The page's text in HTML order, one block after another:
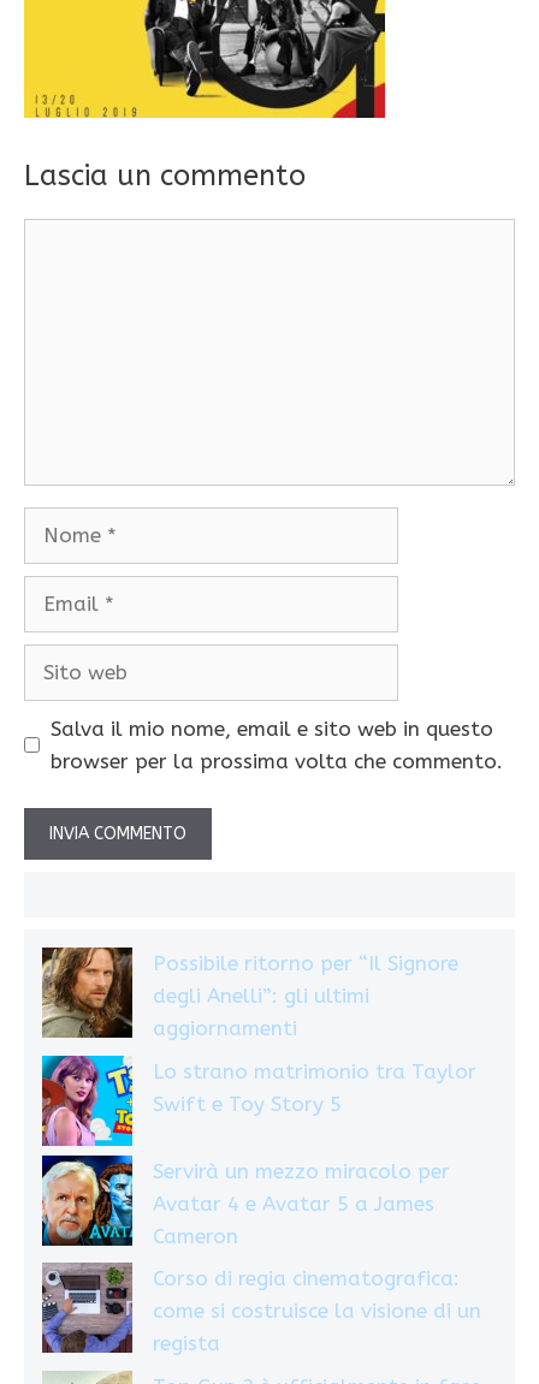
Lascia un commento
Salva il mio nome, email e sito web in questo
browser per la prossima volta che commento.
Possibile ritorno per “Il Signore
degli Anelli”: gli ultimi
aggiornamenti
Lo strano matrimonio tra Taylor
Swift e Toy Story 5
Servirà un mezzo miracolo per
Avatar 4 e Avatar 5 a James
Cameron
Corso di regia cinematografica:
come si costruisce la visione di un
regista